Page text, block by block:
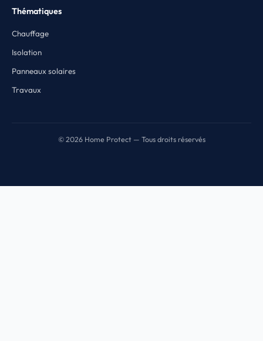
Thématiques
Chauffage
Isolation
Panneaux solaires
Travaux
© 2026 Home Protect — Tous droits réservés